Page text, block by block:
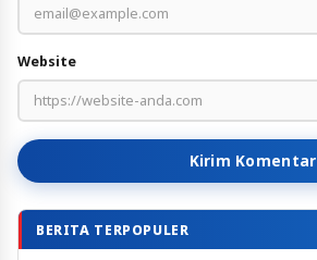
Website
Kirim Komentar
BERITA TERPOPULER